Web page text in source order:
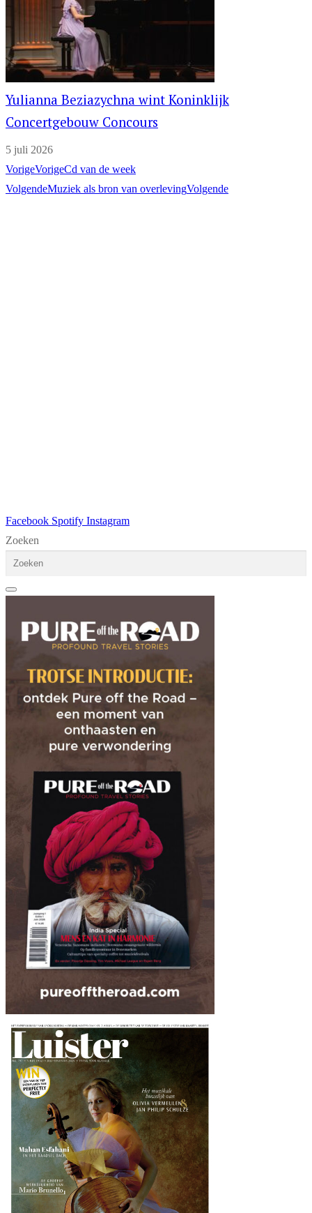
Yulianna Beziazychna wint Koninklijk
Concertgebouw Concours
5 juli 2026
VorigeVorigeCd van de week
VolgendeMuziek als bron van overlevingVolgende
Facebook Spotify Instagram
Zoeken